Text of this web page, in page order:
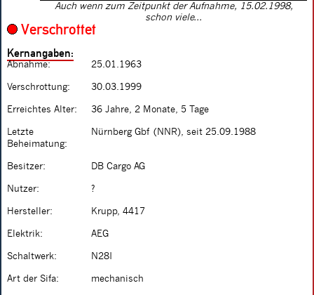
Auch wenn zum Zeitpunkt der Aufnahme, 15.02.1998,
schon viele...
Verschrottet
Kernangaben:
Abnahme: 25.01.1963
Verschrottung: 30.03.1999
Erreichtes Alter: 36 Jahre, 2 Monate, 5 Tage
Letzte
Beheimatung:
Nürnberg Gbf (NNR), seit 25.09.1988
Besitzer: DB Cargo AG
Nutzer: ?
Hersteller: Krupp, 4417
Elektrik: AEG
Schaltwerk: N28I
Art der Sifa: mechanisch